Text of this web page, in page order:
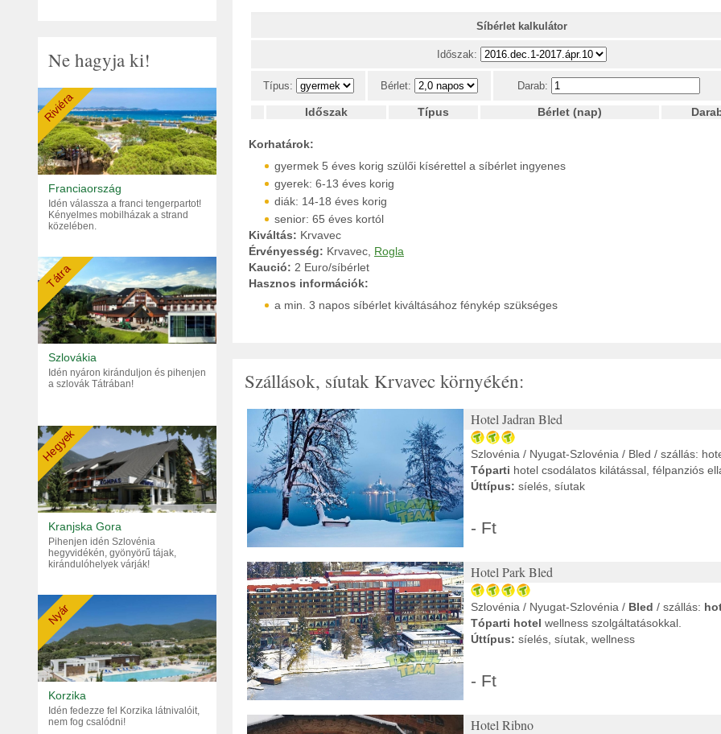
Ne hagyja ki!
Riviéra
Franciaország
Idén válassza a franci tengerpartot!
Kényelmes mobilházak a strand
közelében.
Tátra
Szlovákia
Idén nyáron kiránduljon és pihenjen
a szlovák Tátrában!
Hegyek
Kranjska Gora
Pihenjen idén Szlovénia
hegyvidékén, gyönyörű tájak,
kirándulóhelyek várják!
Nyár
Korzika
Idén fedezze fel Korzika látnivalóit,
nem fog csalódni!
Síbérlet kalkulátor
Időszak:
Típus: Bérlet: Darab:
Időszak Típus Bérlet (nap)
Korhatárok:
gyermek 5 éves korig szülői kísérettel a síbérlet ingyenes
gyerek: 6-13 éves korig
diák: 14-18 éves korig
senior: 65 éves kortól
Kiváltás: Krvavec
Érvényesség: Krvavec, Rogla
Kaució: 2 Euro/síbérlet
Hasznos információk:
a min. 3 napos síbérlet kiváltásához fénykép szükséges
Szállások, síutak Krvavec környékén:
Hotel Jadran Bled
Szlovénia / Nyugat-Szlovénia / Bled / szállás:
Tóparti hotel csodálatos kilátással, félpanziós
Úttípus: síelés, síutak
- Ft
Hotel Park Bled
Szlovénia / Nyugat-Szlovénia / Bled / szállás:
Tóparti hotel wellness szolgáltatásokkal.
Úttípus: síelés, síutak, wellness
- Ft
Hotel Ribno